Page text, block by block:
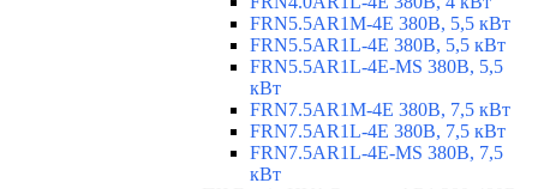
FRN5.5AR1M-4E 380В, 5,5 кВт
FRN5.5AR1L-4E 380В, 5,5 кВт
FRN5.5AR1L-4E-MS 380В, 5,5
кВт
FRN7.5AR1M-4E 380В, 7,5 кВт
FRN7.5AR1L-4E 380В, 7,5 кВт
FRN7.5AR1L-4E-MS 380В, 7,5
кВт